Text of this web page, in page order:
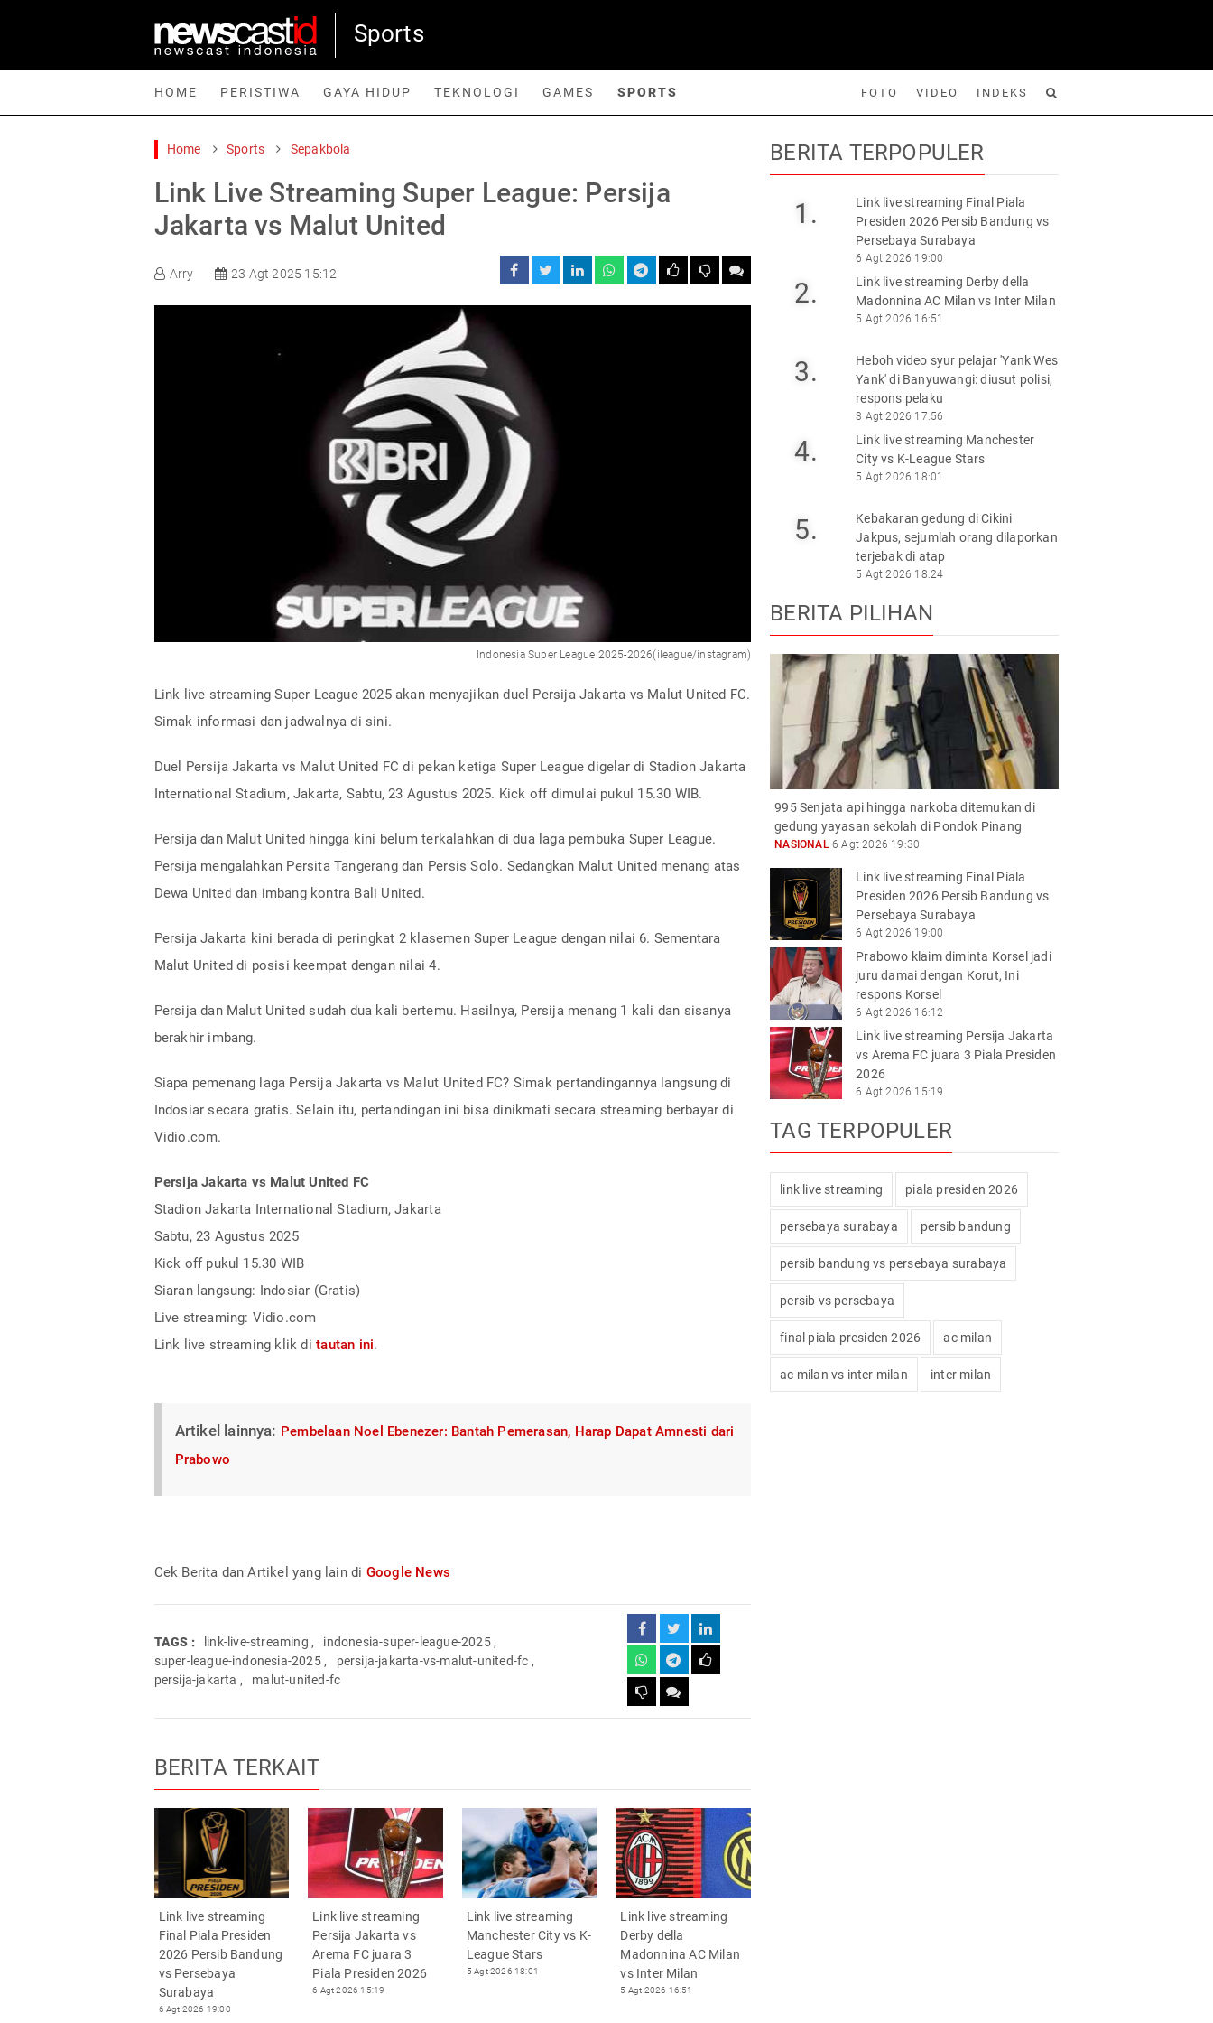
Sports
HOME PERISTIWA GAYA HIDUP TEKNOLOGI GAMES SPORTS FOTO VIDEO INDEKS
Gaya Hidup
Foto
Home Sports Sepakbola
Link Live Streaming Super League: Persija
Jakarta vs Malut United
Arry 23 Agt 2025 15:12
Indonesia Super League 2025-2026(ileague/instagram)
Link live streaming Super League 2025 akan menyajikan duel Persija Jakarta vs Malut United FC.
Simak informasi dan jadwalnya di sini.
Duel Persija Jakarta vs Malut United FC di pekan ketiga Super League digelar di Stadion Jakarta
International Stadium, Jakarta, Sabtu, 23 Agustus 2025. Kick off dimulai pukul 15.30 WIB.
Persija dan Malut United hingga kini belum terkalahkan di dua laga pembuka Super League.
Persija mengalahkan Persita Tangerang dan Persis Solo. Sedangkan Malut United menang atas
Dewa United dan imbang kontra Bali United.
Persija Jakarta kini berada di peringkat 2 klasemen Super League dengan nilai 6. Sementara
Malut United di posisi keempat dengan nilai 4.
Persija dan Malut United sudah dua kali bertemu. Hasilnya, Persija menang 1 kali dan sisanya
berakhir imbang.
Siapa pemenang laga Persija Jakarta vs Malut United FC? Simak pertandingannya langsung di
Indosiar secara gratis. Selain itu, pertandingan ini bisa dinikmati secara streaming berbayar di
Vidio.com.
Persija Jakarta vs Malut United FC
Stadion Jakarta International Stadium, Jakarta
Sabtu, 23 Agustus 2025
Kick off pukul 15.30 WIB
Siaran langsung: Indosiar (Gratis)
Live streaming: Vidio.com
Link live streaming klik ditautan ini.
Artikel lainnya: Pembelaan Noel Ebenezer: Bantah Pemerasan, Harap Dapat Amnesti dari
Prabowo
Cek Berita dan Artikel yang lain di Google News
TAGS : link-live-streaming , indonesia-super-league-2025,
super-league-indonesia-2025, persija-jakarta-vs-malut-united-fc ,
persija-jakarta , malut-united-fc
BERITA TERKAIT
Link live streaming
Final Piala Presiden
2026 Persib Bandung
vs Persebaya
Surabaya
6 Agt 2026 19:00
Link live streaming
Persija Jakarta vs
Arema FC juara 3
Piala Presiden 2026
6 Agt 2026 15:19
Link live streaming
Manchester City vs K-
League Stars
5 Agt 2026 18:01
Link live streaming
Derby della
Madonnina AC Milan
vs Inter Milan
5 Agt 2026 16:51
BERITA TERPOPULER
1.
Link live streaming Final Piala
Presiden 2026 Persib Bandung vs
Persebaya Surabaya
6 Agt 2026 19:00
2.
Link live streaming Derby della
Madonnina AC Milan vs Inter Milan
5 Agt 2026 16:51
3.
Heboh video syur pelajar 'Yank Wes
Yank' di Banyuwangi: diusut polisi,
respons pelaku
3 Agt 2026 17:56
4.
Link live streaming Manchester
City vs K-League Stars
5 Agt 2026 18:01
5.
Kebakaran gedung di Cikini
Jakpus, sejumlah orang dilaporkan
terjebak di atap
5 Agt 2026 18:24
BERITA PILIHAN
995 Senjata api hingga narkoba ditemukan di
gedung yayasan sekolah di Pondok Pinang
NASIONAL6 Agt 2026 19:30
Link live streaming Final Piala
Presiden 2026 Persib Bandung vs
Persebaya Surabaya
6 Agt 2026 19:00
Prabowo klaim diminta Korsel jadi
juru damai dengan Korut, Ini
respons Korsel
6 Agt 2026 16:12
Link live streaming Persija Jakarta
vs Arema FC juara 3 Piala Presiden
2026
6 Agt 2026 15:19
TAG TERPOPULER
link live streaming piala presiden 2026
persebaya surabaya persib bandung
persib bandung vs persebaya surabaya
persib vs persebaya
final piala presiden 2026 ac milan
ac milan vs inter milan inter milan